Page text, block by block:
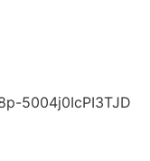
5004j0IcPI3TJD